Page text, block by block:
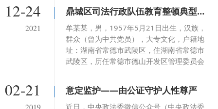
12-24
2021
鼎城区司法行政队伍教育整顿典型案例
牟某某，男，1957年5月21日出生，汉族，
群众（曾为中共党员），大专文化，户籍地
址：湖南省常德市武陵区，住湖南省常德市
武陵区，历任常德市德山开发区管理委员会
总经理和湖南德山建设投资有限公司董事
长。
02-21
2019
意定监护——由公证守护人性尊严
近日，中央政法委微信公众号（中央政法委